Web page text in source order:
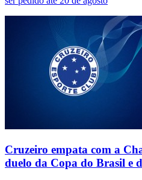
Cruzeiro empata com a
duelo da Copa do Brasil e